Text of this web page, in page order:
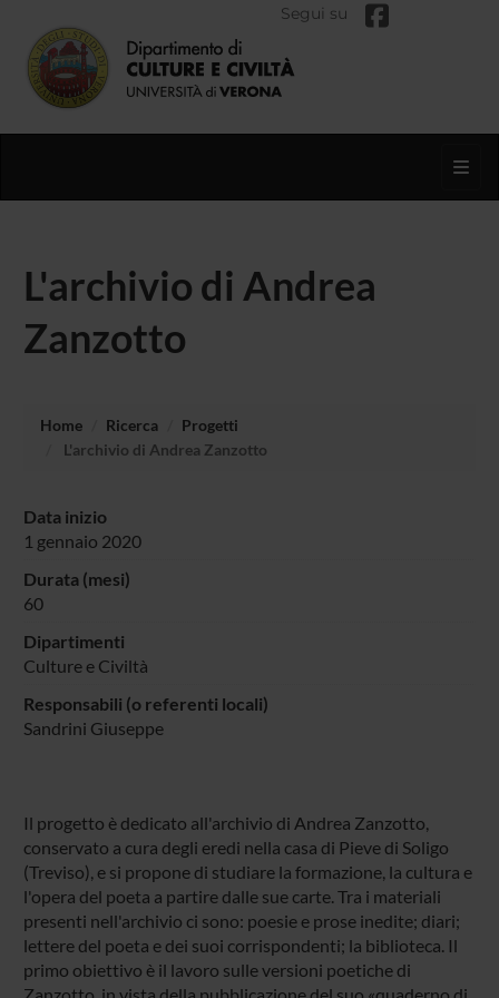
Segui su
L'archivio di Andrea
Zanzotto
Home Ricerca
Progetti
L'archivio di Andrea Zanzotto
Data inizio
1 gennaio 2020
Durata (mesi)
60
Dipartimenti
Culture e Civiltà
Responsabili (o referenti locali)
Sandrini Giuseppe
Il progetto è dedicato all'archivio di Andrea Zanzotto,
conservato a cura degli eredi nella casa di Pieve di Soligo
(Treviso), e si propone di studiare la formazione, la cultura e
l'opera del poeta a partire dalle sue carte. Tra i materiali
presenti nell'archivio ci sono: poesie e prose inedite; diari;
lettere del poeta e dei suoi corrispondenti; la biblioteca. Il
primo obiettivo è il lavoro sulle versioni poetiche di